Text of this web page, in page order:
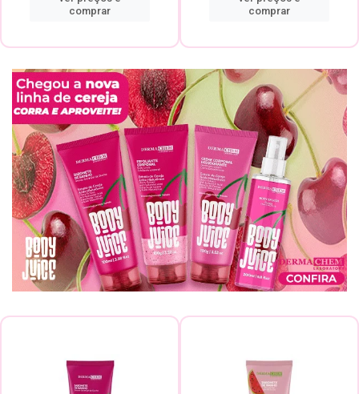
comprar
comprar